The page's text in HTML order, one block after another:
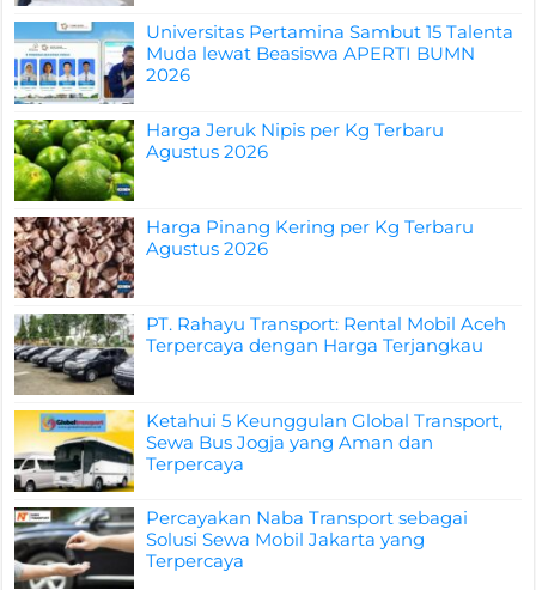
Universitas Pertamina Sambut 15 Talenta
Muda lewat Beasiswa APERTI BUMN
2026
Harga Jeruk Nipis per Kg Terbaru
Agustus 2026
Harga Pinang Kering per Kg Terbaru
Agustus 2026
PT. Rahayu Transport: Rental Mobil Aceh
Terpercaya dengan Harga Terjangkau
Ketahui 5 Keunggulan Global Transport,
Sewa Bus Jogja yang Aman dan
Terpercaya
Percayakan Naba Transport sebagai
Solusi Sewa Mobil Jakarta yang
Terpercaya